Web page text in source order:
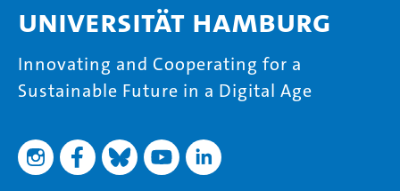
Universität Hamburg
Innovating and Cooperating for a
Sustainable Future in a Digital Age